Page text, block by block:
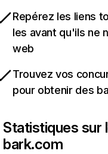
Repérez les liens
les avant qu'ils ne
web
Trouvez vos
pour obtenir des
Statistiques sur
bark.com